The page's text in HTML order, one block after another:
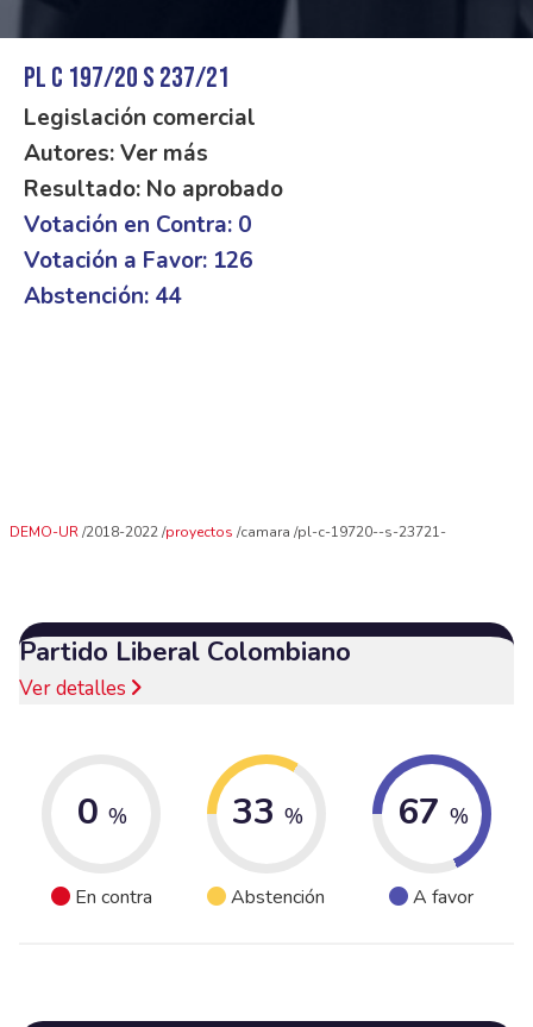
PL C 197/20 S 237/21
Legislación comercial
Autores: Ver más
Resultado: No aprobado
Votación en Contra: 0
Votación a Favor: 126
Abstención: 44
DEMO-UR 2018-2022 proyectos camara pl-c-19720--s-23721-
Partido Liberal Colombiano
Ver detalles
0 %
En contra
33 %
Abstención
67 %
A favor